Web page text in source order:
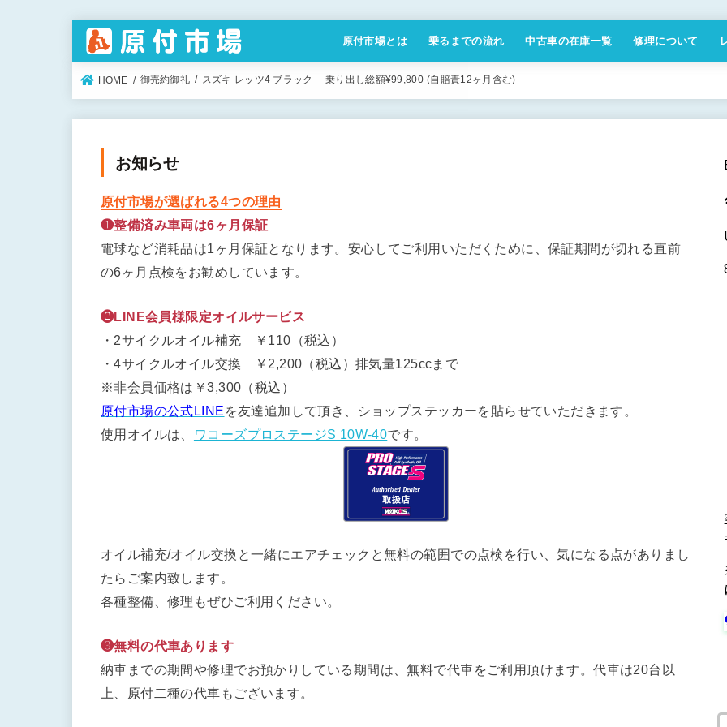
原付市場とは
特定商取引法に基づく表記
乗るまでの流れ 中古車の在庫一覧 修理について
HOME 御売約御礼 スズキ レッツ4 ブラック 乗り出し総額¥99,800-(自賠責12ヶ月含む)
お知らせ
原付市場が選ばれる4つの理由
❶整備済み車両は6ヶ月保証
電球など消耗品は1ヶ月保証となります。安心してご利用いただくために、保証期間が切れる直前
の6ヶ月点検をお勧めしています。
❷LINE会員様限定オイルサービス
・2サイクルオイル補充 ￥110（税込）
・4サイクルオイル交換 ￥2,200（税込）排気量125ccまで
※非会員価格は￥3,300（税込）
原付市場の公式LINE を友達追加して頂き、ショップステッカーを貼らせていただきます。
使用オイルは、
ワコーズプロステージS 10W-40です。
オイル補充/オイル交換と一緒にエアチェックと無料の範囲での点検を行い、気になる点がありまし
たらご案内致します。
各種整備、修理もぜひご利用ください。
❸無料の代車あります
納車までの期間や修理でお預かりしている期間は、無料で代車をご利用頂けます。代車は20台以
上、原付二種の代車もございます。